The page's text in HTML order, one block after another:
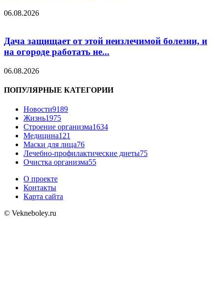
06.08.2026
Дача защищает от этой неизлечимой болезни, и
на огороде работать не...
06.08.2026
ПОПУЛЯРНЫЕ КАТЕГОРИИ
Новости9189
Жизнь1975
Строение организма1634
Медицина121
Маски для лица76
Лечебно-профилактические диеты75
Очистка организма55
О проекте
Контакты
Карта сайта
© Vekneboley.ru